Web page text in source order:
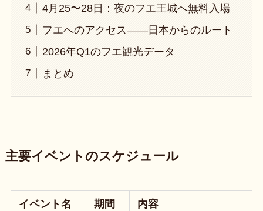
4月25〜28日：夜のフエ王城へ無料入場
フエへのアクセス——日本からのルート
2026年Q1のフエ観光データ
まとめ
主要イベントのスケジュール
イベント名 期間 内容